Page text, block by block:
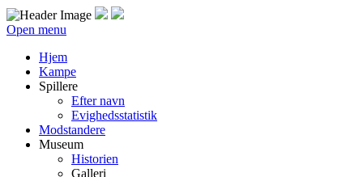
Open menu
Hjem
Kampe
Spillere
Efter navn
Evighedsstatistik
Modstandere
Museum
Historien
Galleri